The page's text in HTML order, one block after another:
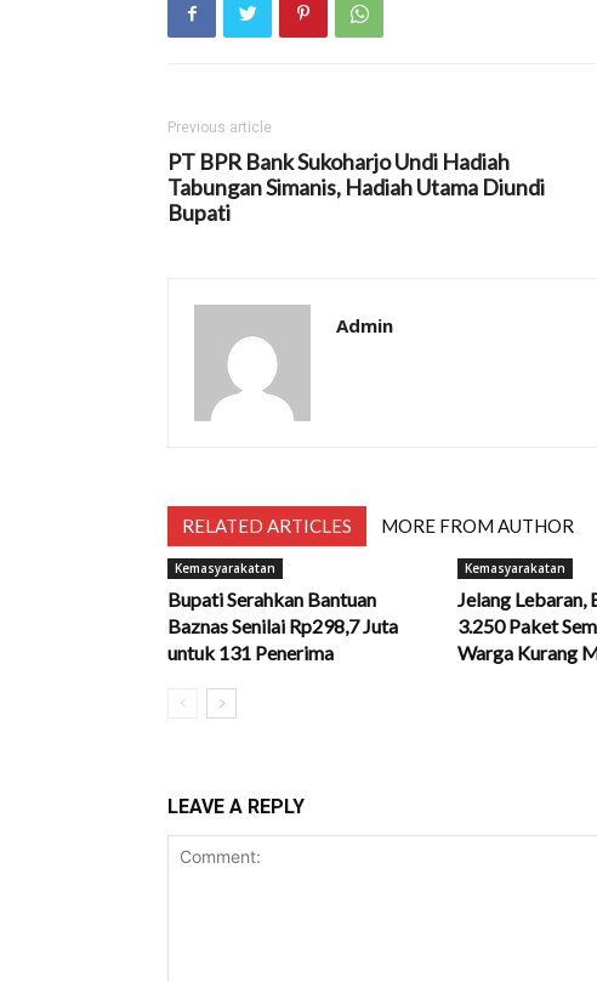
Previous article
PT BPR Bank Sukoharjo Undi Hadiah
Tabungan Simanis, Hadiah Utama Diundi
Bupati
Admin
RELATED ARTICLES MORE FROM AUTHOR
Kemasyarakatan
Bupati Serahkan Bantuan
Baznas Senilai Rp298,7 Juta
untuk 131 Penerima
Kemasyarakatan
Jelang Lebaran,
3.250 Paket
Warga Kurang
LEAVE A REPLY